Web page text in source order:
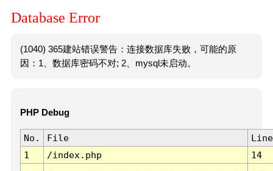
Database Error
(1040) 365建站错误警告：连接数据库失败，可能的原
因：1、数据库密码不对; 2、mysql未启动。
PHP Debug
No. File
Line
1
/index.php 14